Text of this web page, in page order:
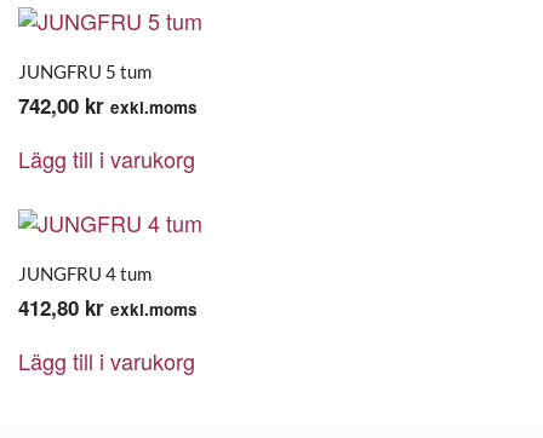
JUNGFRU 5 tum
742,00 kr exkl.moms
Lägg till i varukorg
JUNGFRU 4 tum
412,80 kr exkl.moms
Lägg till i varukorg